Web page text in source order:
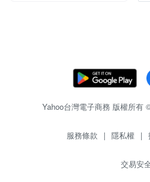
Yahoo台灣電子商務 版權所有
服務條款 | 隱私權 |
交易安